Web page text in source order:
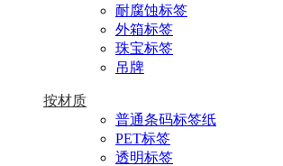
耐腐蚀标签
外箱标签
珠宝标签
吊牌
按材质
普通条码标签纸
PET标签
透明标签